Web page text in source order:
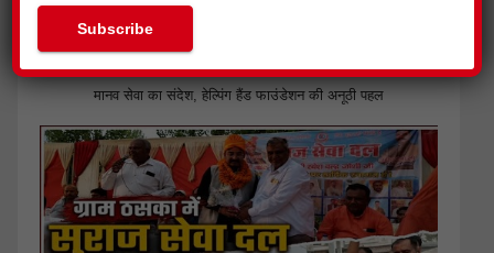
मानव सेवा का संदेश, हेल्पिंग हैंड फाउंडेशन की अनूठी पहल